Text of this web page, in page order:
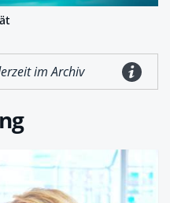
im Archiv